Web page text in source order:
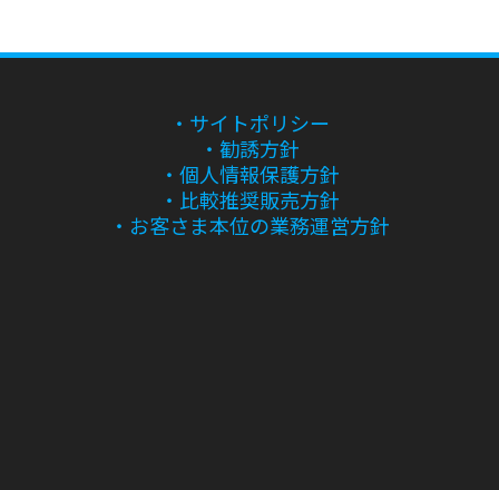
・サイトポリシー
・勧誘方針
・個人情報保護方針
・比較推奨販売方針
・お客さま本位の業務運営方針